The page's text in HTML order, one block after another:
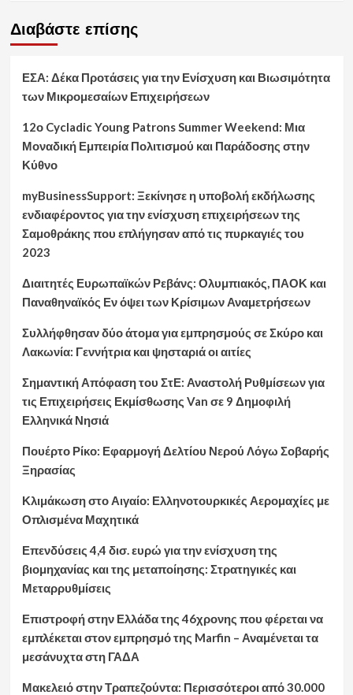
Διαβάστε επίσης
ΕΣΑ: Δέκα Προτάσεις για την Ενίσχυση και Βιωσιμότητα
των Μικρομεσαίων Επιχειρήσεων
12ο Cycladic Young Patrons Summer Weekend: Μια
Μοναδική Εμπειρία Πολιτισμού και Παράδοσης στην
Κύθνο
myBusinessSupport: Ξεκίνησε η υποβολή εκδήλωσης
ενδιαφέροντος για την ενίσχυση επιχειρήσεων της
Σαμοθράκης που επλήγησαν από τις πυρκαγιές του
2023
Διαιτητές Ευρωπαϊκών Ρεβάνς: Ολυμπιακός, ΠΑΟΚ και
Παναθηναϊκός Εν όψει των Κρίσιμων Αναμετρήσεων
Συλλήφθησαν δύο άτομα για εμπρησμούς σε Σκύρο και
Λακωνία: Γεννήτρια και ψησταριά οι αιτίες
Σημαντική Απόφαση του ΣτΕ: Αναστολή Ρυθμίσεων για
τις Επιχειρήσεις Εκμίσθωσης Van σε 9 Δημοφιλή
Ελληνικά Νησιά
Πουέρτο Ρίκο: Εφαρμογή Δελτίου Νερού Λόγω Σοβαρής
Ξηρασίας
Κλιμάκωση στο Αιγαίο: Ελληνοτουρκικές Αερομαχίες με
Οπλισμένα Μαχητικά
Επενδύσεις 4,4 δισ. ευρώ για την ενίσχυση της
βιομηχανίας και της μεταποίησης: Στρατηγικές και
Μεταρρυθμίσεις
Επιστροφή στην Ελλάδα της 46χρονης που φέρεται να
εμπλέκεται στον εμπρησμό της Marfin – Αναμένεται τα
μεσάνυχτα στη ΓΑΔΑ
Μακελειό στην Τραπεζούντα: Περισσότεροι από 30.000